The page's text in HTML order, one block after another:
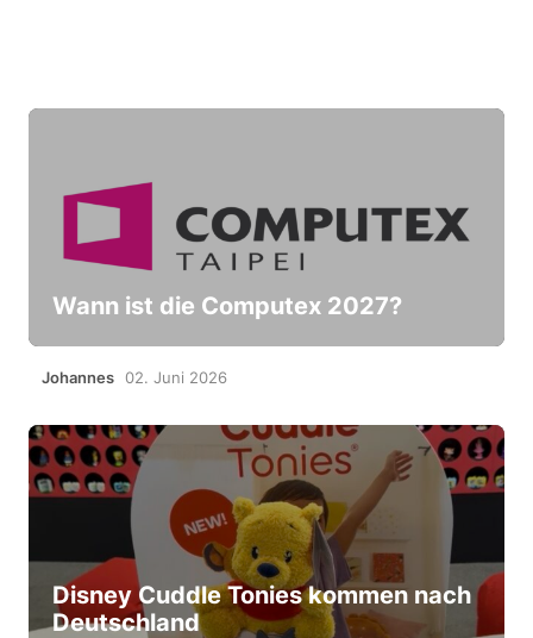
Wann ist die Computex 2027?
Johannes 02. Juni 2026
Disney Cuddle Tonies kommen nach
Deutschland